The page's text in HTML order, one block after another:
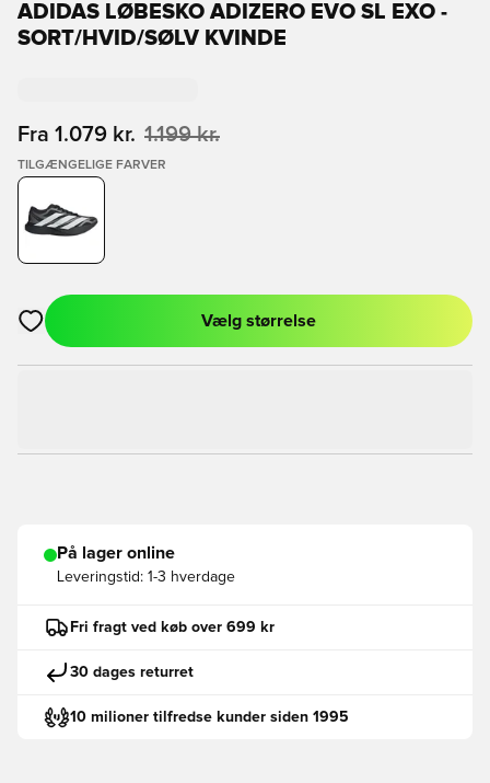
ADIDAS LØBESKO ADIZERO EVO SL EXO -
SORT/HVID/SØLV KVINDE
Fra 1.079 kr. 1.199 kr.
TILGÆNGELIGE FARVER
Åbner en Modal til at logge ind eller tilmelde dig som medlem
Vælg størrelse
På lager online
Leveringstid: 1-3 hverdage
Fri fragt ved køb over 699 kr
30 dages returret
10 milioner tilfredse kunder siden 1995